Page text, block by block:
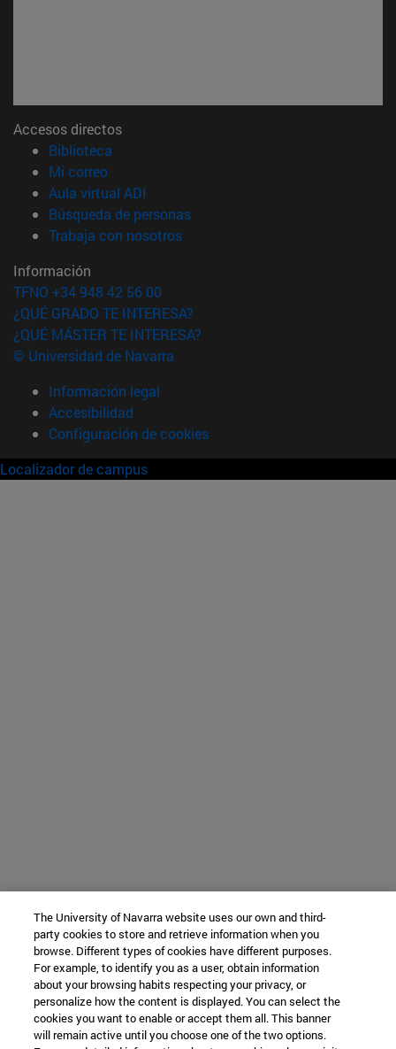
Accesos directos
Biblioteca
Mi correo(abre en nueva ventana)
Aula virtual ADI
Búsqueda de personas(abre en nueva ventana)
Trabaja con nosotros(abre en nueva ventana)
Información
TFNO +34 948 42 56 00
¿QUÉ GRADO TE INTERESA?
¿QUÉ MÁSTER TE INTERESA?
© Universidad de Navarra
Información legal
Accesibilidad
Configuración de cookies
Localizador de campus
The University of Navarra website uses our own and third-
party cookies to store and retrieve information when you
browse. Different types of cookies have different purposes.
For example, to identify you as a user, obtain information
about your browsing habits respecting your privacy, or
personalize how the content is displayed. You can select the
cookies you want to enable or accept them all. This banner
will remain active until you choose one of the two options.